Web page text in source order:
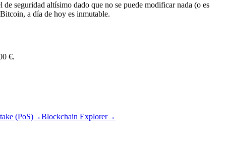
seguridad altísimo dado que no se puede modificar nada (o es
a día de hoy es inmutable.
€.
(PoS)→Blockchain Explorer→